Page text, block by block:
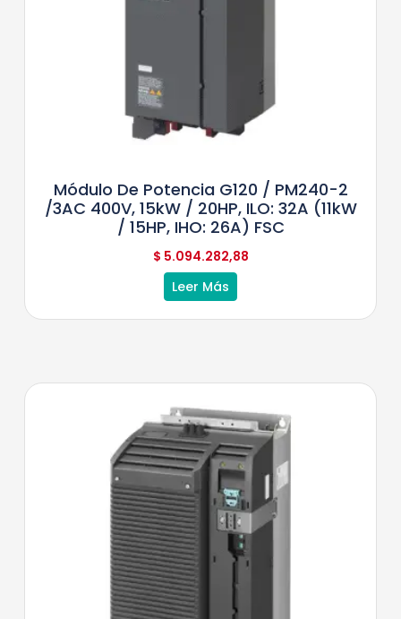
Módulo De Potencia G120 / PM240-2
/3AC 400V, 15kW / 20HP, ILO: 32A (11kW
/ 15HP, IHO: 26A) FSC
$ 5.094.282,88
Leer Más